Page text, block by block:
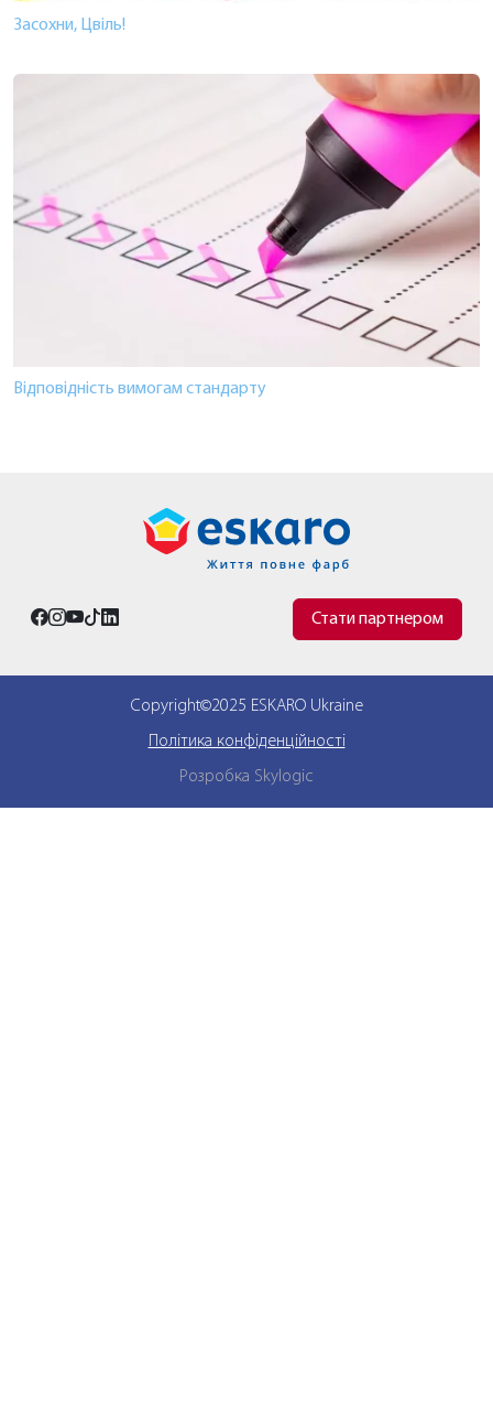
Засохни, Цвіль!
Відповідність вимогам стандарту
Стати партнером
Copyright©2025 ESKARO Ukraine
Політика конфіденційності
Розробка Skylogic